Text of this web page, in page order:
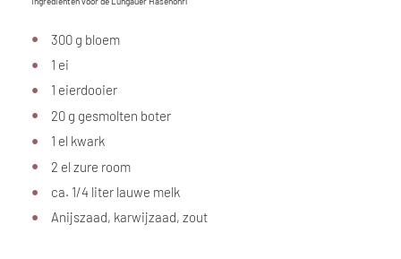
300 g bloem
1 ei
1 eierdooier
20 g gesmolten boter
1 el kwark
2 el zure room
ca. 1/4 liter lauwe melk
Anijszaad, karwijzaad, zout